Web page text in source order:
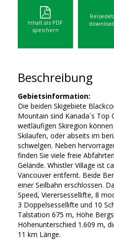
Inhalt als PDF
speichern
Beschreibung
Gebietsinformation:
Die beiden Skigebiete
Mountain sind Kanada´s Top
weitläufigen Skiregion
Skilaufen, oder abseits im
schwelgen. Neben
finden Sie viele freie
Gelände. Whistler Village ist
Vancouver entfernt. Beide
einer Seilbahn erschlossen.
Speed, Vierersessellifte, 8
3 Doppelsessellifte und 10
Talstation 675 m, Höhe
Höhenunterschied 1.609 m,
11 km Länge.